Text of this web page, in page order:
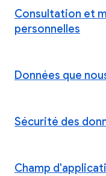
Consultation et
personnelles
Données que
Sécurité des
Champ